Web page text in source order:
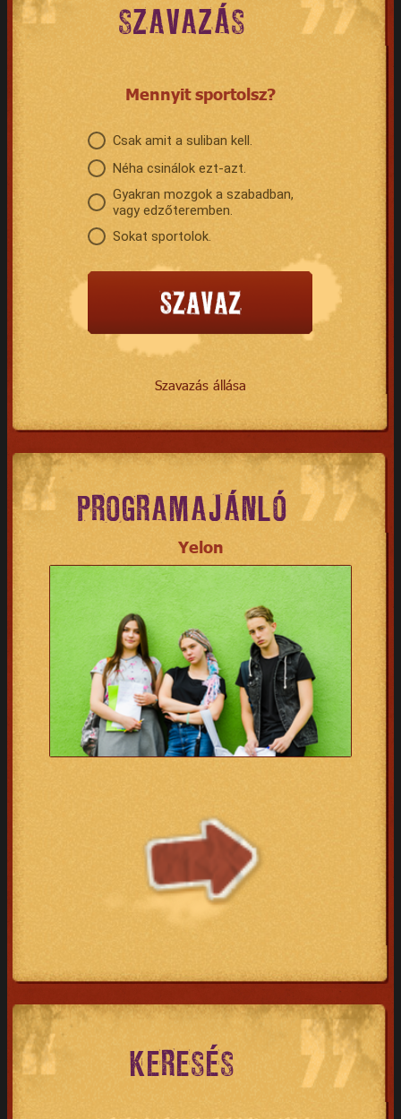
SZAVAZÁS
Mennyit sportolsz?
Csak amit a suliban kell.
Néha csinálok ezt-azt.
Gyakran mozgok a szabadban,
vagy edzőteremben.
Sokat sportolok.
Szavazás állása
PROGRAMAJÁNLÓ
Yelon
KERESÉS